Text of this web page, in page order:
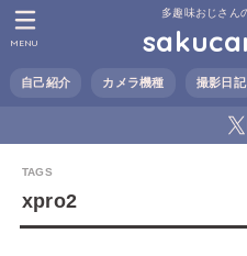
多趣味おじさん
自己紹介 カメラ機種 撮影日記
MENU
xpro2